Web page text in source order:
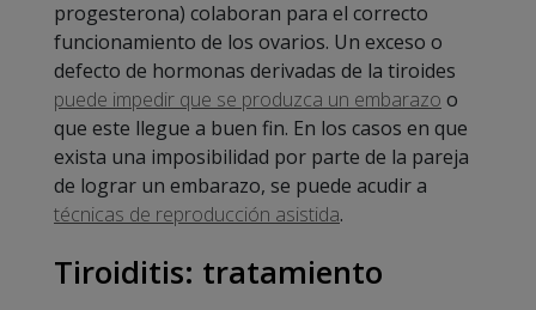
progesterona) colaboran para el correcto
funcionamiento de los ovarios. Un exceso o
defecto de hormonas derivadas de la tiroides
puede impedir que se produzca un embarazo o
que este llegue a buen fin. En los casos en que
exista una imposibilidad por parte de la pareja
de lograr un embarazo, se puede acudir a
técnicas de reproducción asistida.
Tiroiditis: tratamiento